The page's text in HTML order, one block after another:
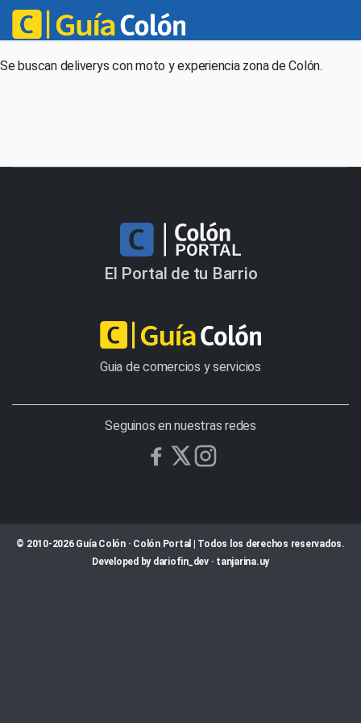
jcolivencia@gmail.com
Se buscan deliverys con moto y experiencia zona de Colón.
El Portal de tu Barrio
Guia de comercios y servicios
Seguinos en nuestras redes
© 2010-2026 Guía Colón · Colón Portal | Todos los derechos reservados.
Developed by dariofin_dev· tanjarina.uy